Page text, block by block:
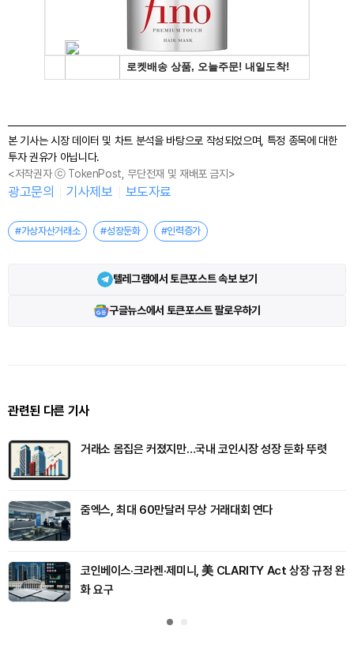
본 기사는 시장 데이터 및 차트 분석을 바탕으로 작성되었으며, 특정 종목에 대한
투자 권유가 아닙니다.
<저작권자 ⓒ TokenPost, 무단전재 및 재배포 금지>
광고문의 기사제보 보도자료
#가상자산거래소 #성장둔화 #인력증가
텔레그램에서 토큰포스트 속보 보기
구글뉴스에서 토큰포스트 팔로우하기
관련된 다른 기사
거래소 몸집은 커졌지만…국내 코인시장 성장 둔화 뚜렷
줌엑스, 최대 60만달러 무상 거래대회 연다
코인베이스·크라켄·제미니, 美 CLARITY Act 상장 규정 완
화 요구